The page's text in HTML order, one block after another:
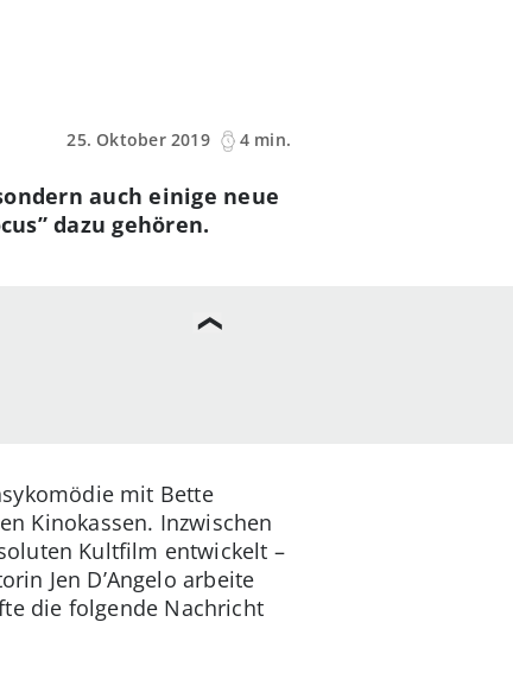
25. Oktober 2019
4 min.
auch einige neue
dazu gehören.
mit Bette
Kinokassen. Inzwischen
Kultfilm entwickelt –
Jen D’Angelo arbeite
die folgende Nachricht